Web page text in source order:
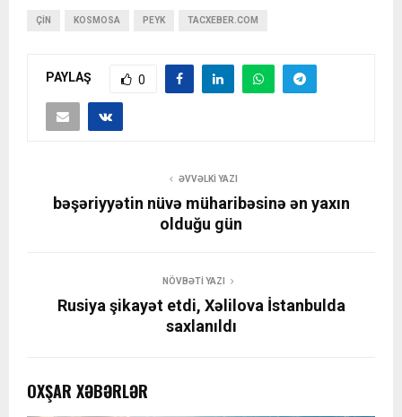
ÇIN KOSMOSA PEYK TACXEBER.COM
PAYLAŞ 0
ƏVVƏLKI YAZI
bəşəriyyətin nüvə müharibəsinə ən yaxın
olduğu gün
NÖVBƏTI YAZI
Rusiya şikayət etdi, Xəlilova İstanbulda
saxlanıldı
OXŞAR XƏBƏRLƏR